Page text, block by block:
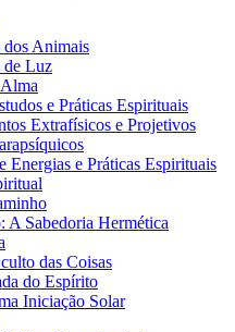
Animais
de Luz
e Práticas Espirituais
Extrafísicos e Projetivos
Energias e Práticas Espirituais
A Sabedoria Hermética
das Coisas
do Espírito
Iniciação Solar